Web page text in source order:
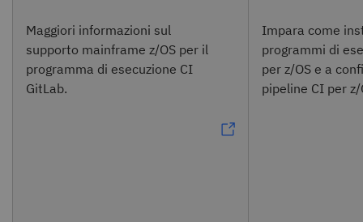
Maggiori informazioni sul
supporto mainframe z/OS per il
programma di esecuzione CI
GitLab.
Impara come
programmi di
per z/OS e a
pipeline CI per